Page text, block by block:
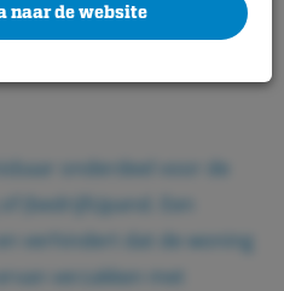
op de aanschaf van je
onderdeel voor de
(bedrijfs)pand. Een
verhindert dat de woning
verzakken met
de cookies die wij
op dit punt, lees dan
naar de website